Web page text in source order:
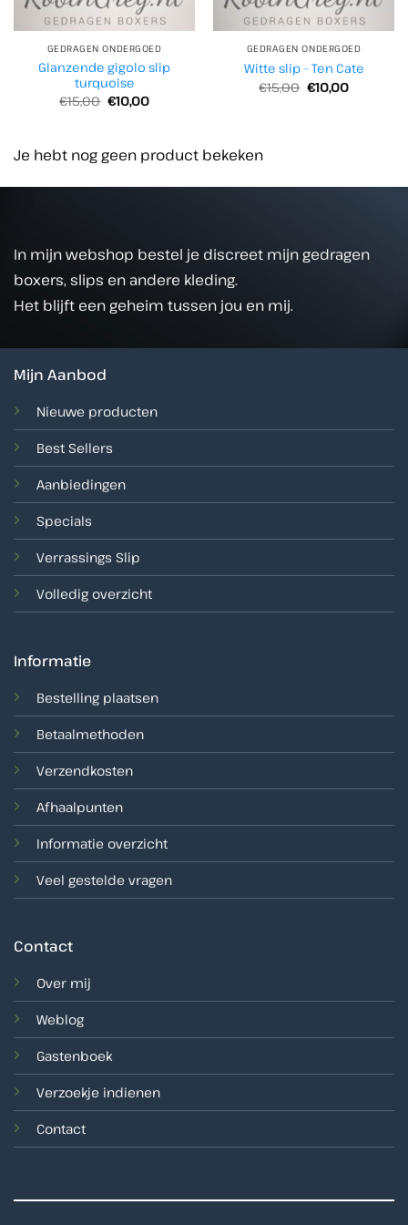
GEDRAGEN ONDERGOED
Glanzende gigolo slip
turquoise
€15,00 Oorspronkelijke
prijs
€10,00Huidige
GEDRAGEN ONDERGOED
Witte slip – Ten Cate
€15,00 Oorspronkelijke
prijs
€10,00Huidige
Je hebt nog geen product bekeken
In mijn webshop bestel je discreet mijn gedragen
boxers, slips en andere kleding.
Het blijft een geheim tussen jou en mij.
Mijn Aanbod
Nieuwe producten
Best Sellers
Aanbiedingen
Specials
Verrassings Slip
Volledig overzicht
Informatie
Bestelling plaatsen
Betaalmethoden
Verzendkosten
Afhaalpunten
Informatie overzicht
Veel gestelde vragen
Contact
Over mij
Weblog
Gastenboek
Verzoekje indienen
Contact